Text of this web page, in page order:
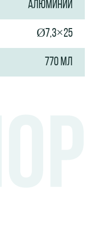
АЛЮМИНИЙ
Ø7,3×25
770 МЛ